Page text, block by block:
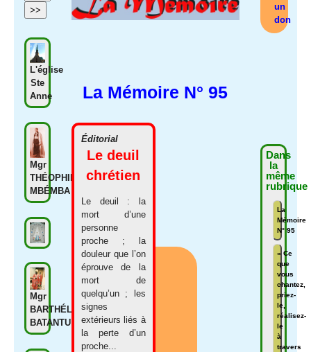
L'église
Ste
Anne
Mgr
THÉOPHILE
MBÉMBA
Mgr
BARTHÉLÉMY
BATANTU
La Mémoire N° 95
Éditorial
Le deuil
chrétien
Le deuil : la
mort d’une
personne
proche ; la
douleur que l’on
éprouve de la
mort de
quelqu’un ; les
signes
extérieurs liés à
la perte d’un
proche...
un
don
Dans
la
même
rubrique
La
Mémoire
N° 95
« Ce
que
vous
chantez,
priez-
le,
réalisez-
le
à
travers